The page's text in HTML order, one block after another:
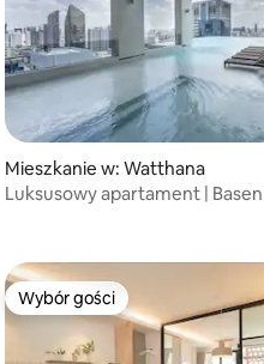
4,92 na 5, liczba recenzji: 405
Mieszkanie w: Watthana
Luksusowy apartament |
Wybór gości
Wybór gości